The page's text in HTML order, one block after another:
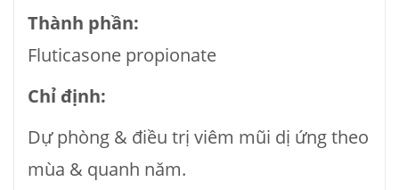
Thành phần:
Fluticasone propionate
Chỉ định:
Dự phòng & điều trị viêm mũi dị ứng theo
mùa & quanh năm.